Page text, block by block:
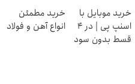
کنی! 👈🏻
پرسش‌نامه
خرید موبایل با
اسنپ پی | در ۴
قسط بدون سود
خرید مطمئن
انواع آهن و فولاد